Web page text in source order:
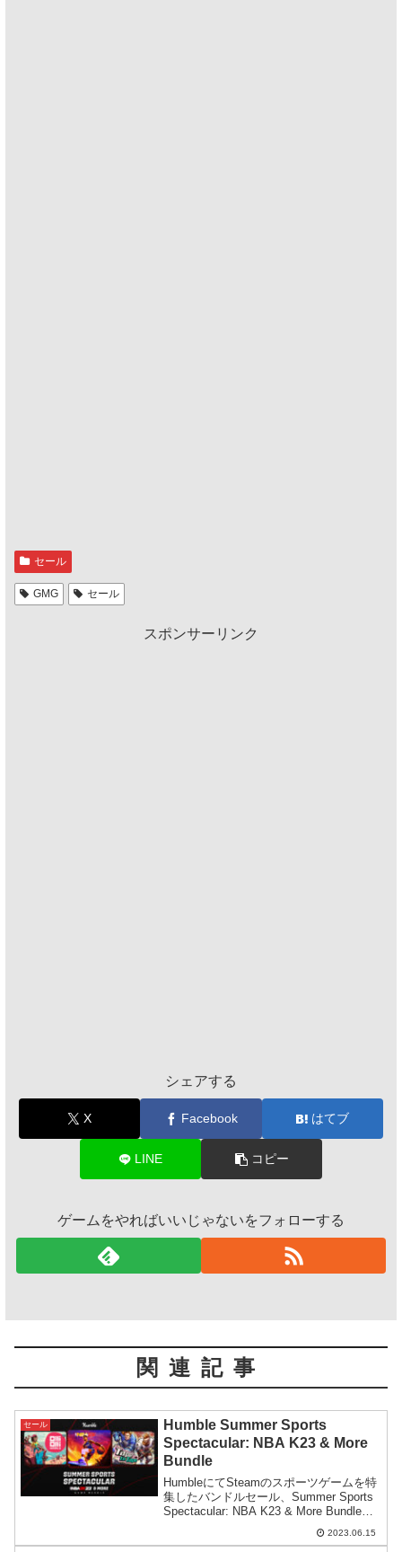
セール
GMG セール
スポンサーリンク
シェアする
X Facebook はてブ
LINE コピー
ゲームをやればいいじゃないをフォローする
関連記事
セール
Humble Summer Sports
Spectacular: NBA K23 & More
Bundle
HumbleにてSteamのスポーツゲームを特
集したバンドルセール、Summer Sports
Spectacular: NBA K23 & More Bundleが
スタート。大人気シリーズの最新作が安
く手に入るお買い得な内容です。
2023.06.15